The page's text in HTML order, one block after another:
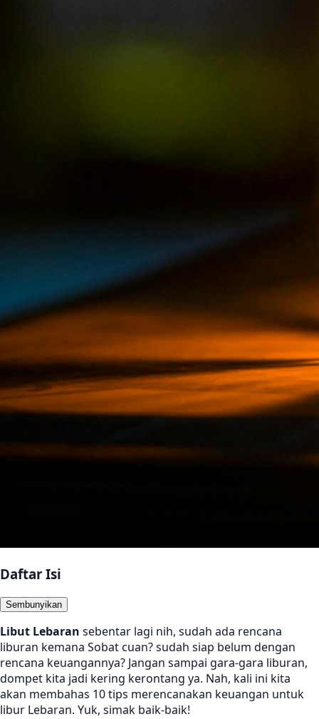
Daftar Isi
Sembunyikan
Libut Lebaran sebentar lagi nih, sudah ada rencana
liburan kemana Sobat cuan? sudah siap belum dengan
rencana keuangannya? Jangan sampai gara-gara liburan,
dompet kita jadi kering kerontang ya. Nah, kali ini kita
akan membahas 10 tips merencanakan keuangan untuk
libur Lebaran. Yuk, simak baik-baik!